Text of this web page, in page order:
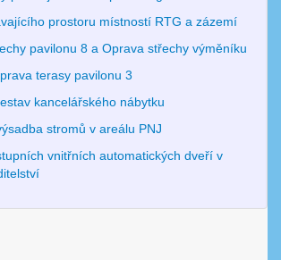
prostoru místností RTG a zázemí
pavilonu 8 a Oprava střechy výměníku
terasy pavilonu 3
kancelářského nábytku
stromů v areálu PNJ
vnitřních automatických dveří v